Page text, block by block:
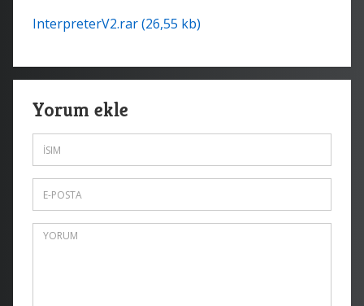
InterpreterV2.rar (26,55 kb)
Yorum ekle